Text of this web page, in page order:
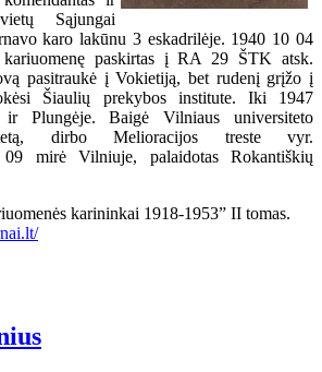
Sąjungai
karo lakūnu 3 eskadrilėje. 1940 10 04
paskirtas į RA 29 ŠTK atsk.
pasitraukė į Vokietiją, bet rudenį grįžo į
Šiaulių prekybos institute. Iki 1947
ir Plungėje. Baigė Vilniaus universiteto
dirbo Melioracijos treste vyr.
mirė Vilniuje, palaidotas Rokantiškių
karininkai 1918-1953” II tomas.